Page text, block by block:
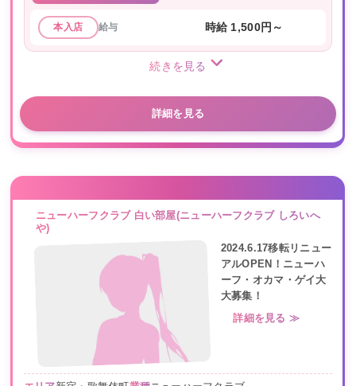
本入店 給与 時給 1,500円～
続きを見る
詳細を見る
ニューハーフクラブ 白い部屋(ニューハーフクラブ しろいへ
や)
2024.6.17移転リニュー
アルOPEN！ニューハ
ーフ・オカマ・ゲイ大
大募集！
詳細を見る ≫